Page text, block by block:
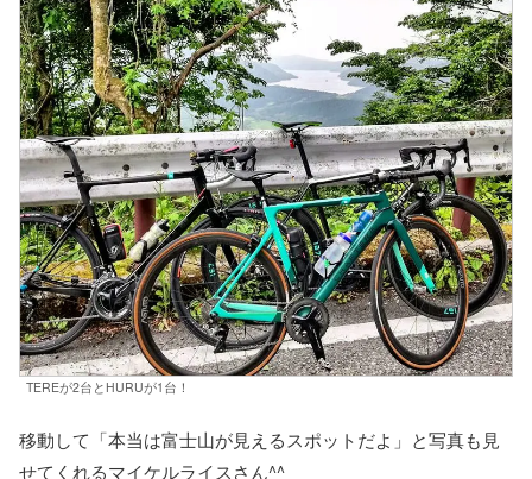
TEREが2台とHURUが1台！
移動して「本当は富士山が見えるスポットだよ」と写真も見
せてくれるマイケルライスさん^^